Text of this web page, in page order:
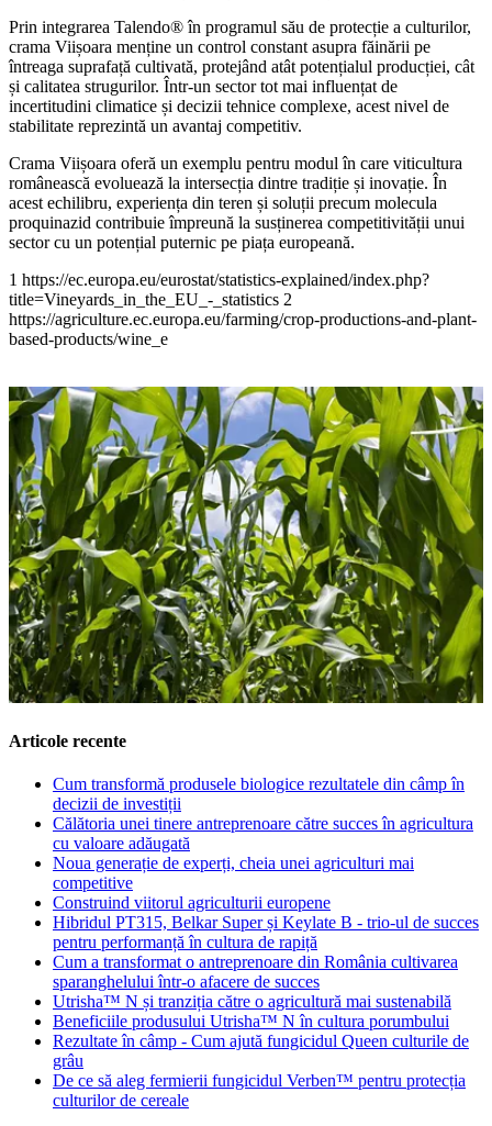
Prin integrarea Talendo® în programul său de protecție a culturilor,
crama Viișoara menține un control constant asupra făinării pe
întreaga suprafață cultivată, protejând atât potențialul producției, cât
și calitatea strugurilor. Într-un sector tot mai influențat de
incertitudini climatice și decizii tehnice complexe, acest nivel de
stabilitate reprezintă un avantaj competitiv.
Crama Viișoara oferă un exemplu pentru modul în care viticultura
românească evoluează la intersecția dintre tradiție și inovație. În
acest echilibru, experiența din teren și soluții precum molecula
proquinazid contribuie împreună la susținerea competitivității unui
sector cu un potențial puternic pe piața europeană.
1 https://ec.europa.eu/eurostat/statistics-explained/index.php?
title=Vineyards_in_the_EU_-_statistics 2
https://agriculture.ec.europa.eu/farming/crop-productions-and-plant-
based-products/wine_e
Articole recente
Cum transformă produsele biologice rezultatele din câmp în
decizii de investiții
Călătoria unei tinere antreprenoare către succes în agricultura
cu valoare adăugată
Noua generație de experți, cheia unei agriculturi mai
competitive
Construind viitorul agriculturii europene
Hibridul PT315, Belkar Super și Keylate B - trio-ul de succes
pentru performanță în cultura de rapiță
Cum a transformat o antreprenoare din România cultivarea
sparanghelului într-o afacere de succes
Utrisha™ N și tranziția către o agricultură mai sustenabilă
Beneficiile produsului Utrisha™ N în cultura porumbului
Rezultate în câmp - Cum ajută fungicidul Queen culturile de
grâu
De ce să aleg fermierii fungicidul Verben™ pentru protecția
culturilor de cereale